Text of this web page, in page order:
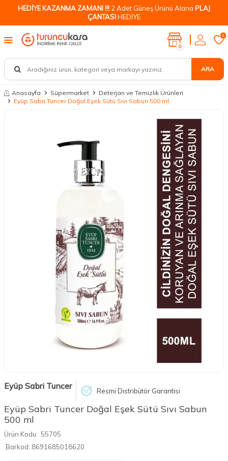
HEDİYE KAZANMA ZAMANI !!! 2 Adet Güneş Ürünü Alana PLAJ
ÇANTASIHEDİYE
ARA
0
0
Anasayfa Süpermarket
Deterjan ve Temizlik Ürünleri
Eyüp Sabri Tuncer Doğal Eşek Sütü Sıvı Sabun 500 ml
Eyüp Sabri Tuncer Resmi Distribütör Garantisi
Eyüp Sabri Tuncer Doğal Eşek Sütü Sıvı Sabun
500 ml
Ürün Kodu: 55705
Barkod: 8691685018620